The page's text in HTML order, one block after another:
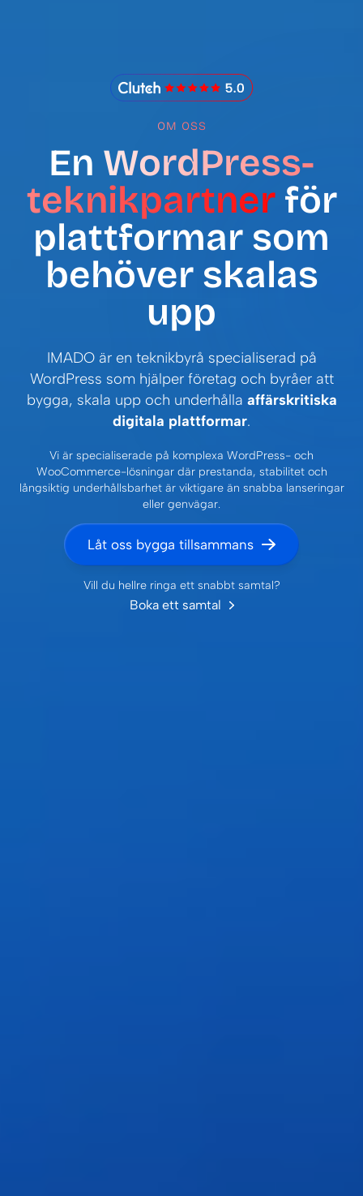
IMADO Reviews
OM OSS
En WordPress-
teknikpartnerför
plattformar som
behöver skalas
upp
IMADO är en teknikbyrå specialiserad på
WordPress som hjälper företag och byråer att
bygga, skala upp och underhålla affärskritiska
digitala plattformar.
Vi är specialiserade på komplexa WordPress- och
WooCommerce-lösningar där prestanda, stabilitet och
långsiktig underhållsbarhet är viktigare än snabba lanseringar
eller genvägar.
Låt oss bygga tillsammans
Vill du hellre ringa ett snabbt samtal?
Boka ett samtal